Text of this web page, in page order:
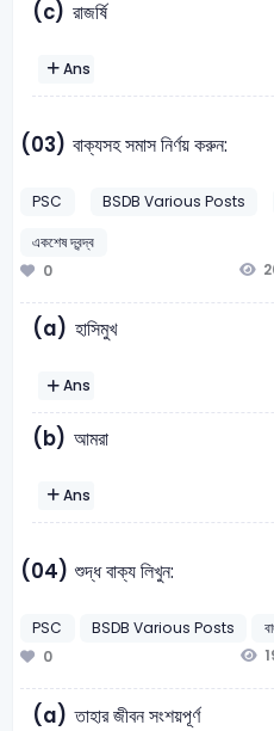
(c) রাজর্ষি
Ans
(03) বাক্যসহ সমাস নির্ণয় করুন:
PSC BSDB Various Posts
একশেষ দ্বন্দ্ব
0
(a) হাসিমুখ
Ans
(b) আমরা
Ans
(04) শুদ্ধ বাক্য লিখুন:
PSC BSDB Various Posts
0
(a) তাহার জীবন সংশয়পূর্ণ